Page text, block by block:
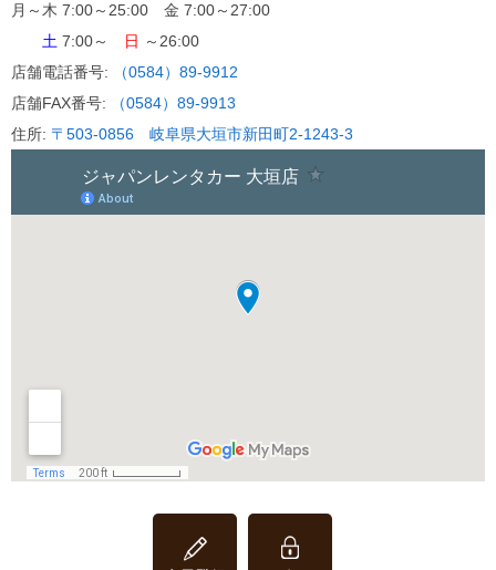
2019.03.29
引越しに使えるレンタカー特集
月～木 7:00～25:00 金 7:00～27:00
土 7:00～ 日 ～26:00
店舗電話番号:
（0584）89-9912
店舗FAX番号:
（0584）89-9913
住所: 〒503-0856 岐阜県大垣市新田町2-1243-3